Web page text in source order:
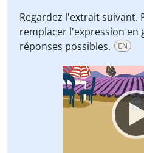
Regardez l'extrait suivant.
remplacer l'expression en
réponses possibles.
EN
Video
Player